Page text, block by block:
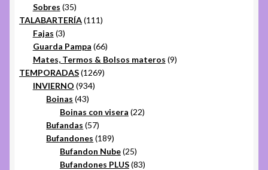
Sobres 3535
productos
TALABARTERÍA 111111
Fajas 33
productos
Guarda Pampa 6666
productos
Mates, Termos & Bolsos materos 99
TEMPORADAS 12691269
INVIERNO 934934
Boinas 4343
productos
Boinas con visera 2222
Bufandas 5757
productos
Bufandones 189189
productos
Bufandon Nube 2525
productos
Bufandones PLUS 8383